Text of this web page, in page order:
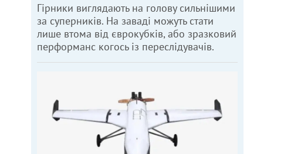
Гірники виглядають на голову сильнішими
за суперників. На заваді можуть стати
лише втома від єврокубків, або зразковий
перформанс когось із переслідувачів.